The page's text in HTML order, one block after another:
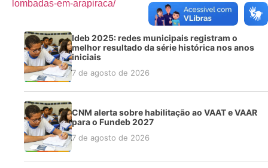
lombadas-em-arapiraca/
Ideb 2025: redes municipais registram o
melhor resultado da série histórica nos anos
iniciais
7 de agosto de 2026
CNM alerta sobre habilitação ao VAAT e VAAR
para o Fundeb 2027
7 de agosto de 2026